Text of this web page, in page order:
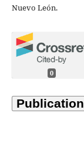
Nuevo León.
0